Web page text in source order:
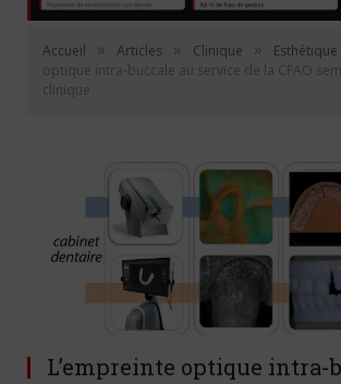
Accueil » Articles » Clinique » Esthétique
optique intra-buccale au service de la CFAO
clinique
L’empreinte optique intra-